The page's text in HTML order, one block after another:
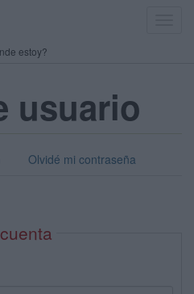
estoy?
usuario
Olvidé mi contraseña